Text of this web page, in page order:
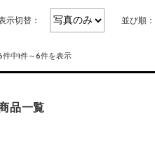
示切替： 並び順：
件中1件～6件を表示
品一覧